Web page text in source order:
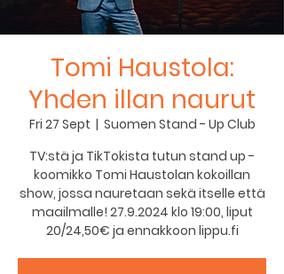
Tomi Haustola:
Yhden illan naurut
Fri 27 Sept
  |
Suomen Stand - Up Club
TV:stä ja TikTokista tutun stand up -
koomikko Tomi Haustolan kokoillan
show, jossa nauretaan sekä itselle että
maailmalle! 27.9.2024 klo 19:00, liput
20/24,50€ ja ennakkoon lippu.fi